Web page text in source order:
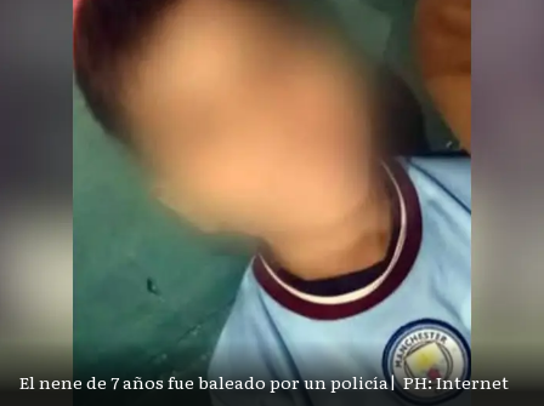
El nene de 7 años fue baleado por un policía| PH: Internet